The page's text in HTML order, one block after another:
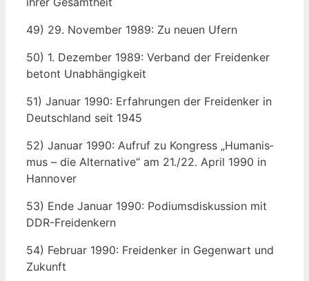
49) 29. Novem­ber 1989: Zu neu­en Ufern
50) 1. Dezem­ber 1989: Ver­band der Frei­den­ker
betont Unabhängigkeit
51) Janu­ar 1990: Erfah­run­gen der Frei­den­ker in
Deutsch­land seit 1945
52) Janu­ar 1990: Auf­ruf zu Kon­gress „Huma­nis­
mus – die Alter­na­ti­ve“ am 21./22. April 1990 in
Hannover
53) Ende Janu­ar 1990: Podi­ums­dis­kus­si­on mit
DDR-Freidenkern
54) Febru­ar 1990: Frei­den­ker in Gegen­wart und
Zukunft